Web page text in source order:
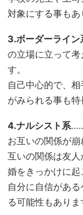
対象にする事もあ
3.ボーダーライン
の立場に立って
す。
自己中心的で、
がみられる事も特
4.ナルシスト系
お互いの関係が崩
互いの関係は友
婚をきっかけに起
自分に自信があ
る可能性もありま